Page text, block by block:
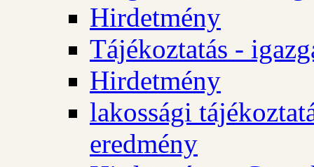
Hirdetmény
Tájékoztatás -
Hirdetmény
lakossági
eredmény